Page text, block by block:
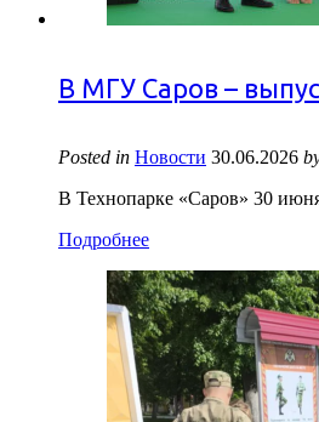
В МГУ Саров –
Posted in Новости 30.06.2026
В Технопарке «Саров» 30
Подробнее